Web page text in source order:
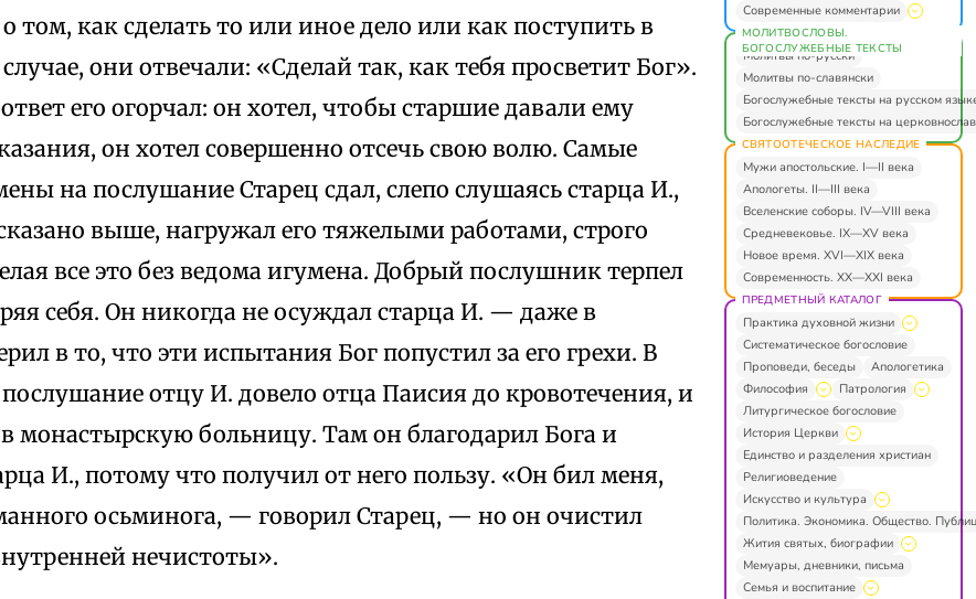
том, как сделать то или иное дело или как поступить в
они отвечали: «Сделай так, как тебя просветит Бог».
его огорчал: он хотел, чтобы старшие давали ему
он хотел совершенно отсечь свою волю. Самые
на послушание Старец сдал, слепо слушаясь старца И.,
выше, нагружал его тяжелыми работами, строго
все это без ведома игумена. Добрый послушник терпел
себя. Он никогда не осуждал старца И. — даже в
в то, что эти испытания Бог попустил за его грехи. В
отцу И. довело отца Паисия до кровотечения, и
монастырскую больницу. Там он благодарил Бога и
И., потому что получил от него пользу. «Он бил меня,
осьминога, — говорил Старец, — но он очистил
нечистоты».
Современные комментарии
МОЛИТВОСЛОВЫ.
БОГОСЛУЖЕБНЫЕ ТЕКСТЫ
Молитвы по-русски
Молитвы по-славянски
Богослужебные тексты на русском
Богослужебные тексты на
СВЯТООТЕЧЕСКОЕ НАСЛЕДИЕ
Мужи апостольские. I—II века
Апологеты. II—III века
Вселенские соборы. IV—VIII века
Средневековье. IX—XV века
Новое время. XVI—XIX века
Современность. XX—XXI века
ПРЕДМЕТНЫЙ КАТАЛОГ
Практика духовной жизни
Систематическое богословие
Проповеди, беседы
Апологетика
Философия
Патрология
Литургическое богословие
История Церкви
Единство и разделения христиан
Религиоведение
Искусство и культура
Политика. Экономика. Общество.
Жития святых, биографии
Мемуары, дневники, письма
Семья и воспитание